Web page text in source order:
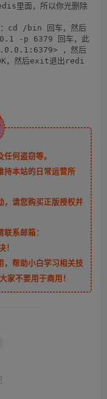
里面，所以你光删除
：cd /bin 回车，然后
-p 6379 回车，此
，然后
，然后exit退出redi
何盗窃等。
持本站的日常运营所
，请您购买正版授权并
系邮箱：
，帮助小白学习相关技
家不要用于商用！